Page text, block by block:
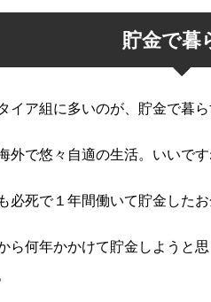
貯金で暮
イア組に多いのが、貯金で暮ら
外で悠々自適の生活。いいです
必死で１年間働いて貯金した
ら何年かかけて貯金しようと